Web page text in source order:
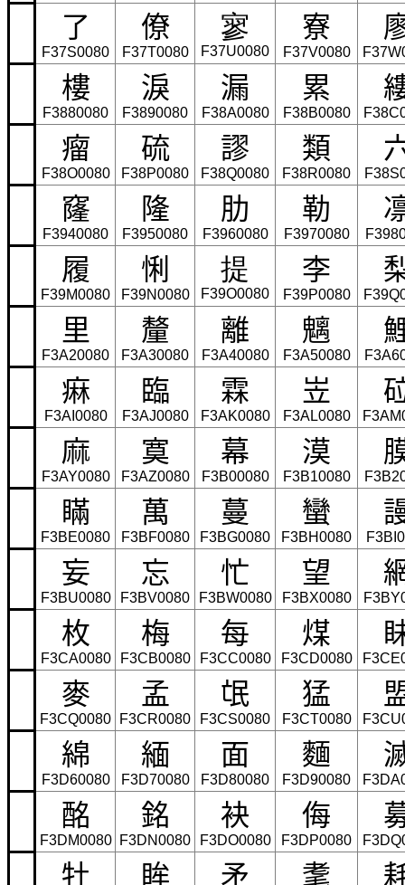
了
F37S0080
僚
F37T0080
寥
F37U0080
寮
F37V0080
樓
F3880080
淚
F3890080
漏
F38A0080
累
F38B0080
瘤
F38O0080
硫
F38P0080
謬
F38Q0080
類
F38R0080
窿
F3940080
隆
F3950080
肋
F3960080
勒
F3970080
履
F39M0080
悧
F39N0080
提
F39O0080
李
F39P0080
里
F3A20080
釐
F3A30080
離
F3A40080
魑
F3A50080
痳
F3AI0080
臨
F3AJ0080
霖
F3AK0080
岦
F3AL0080
麻
F3AY0080
寞
F3AZ0080
幕
F3B00080
漠
F3B10080
瞞
F3BE0080
萬
F3BF0080
蔓
F3BG0080
蠻
F3BH0080
妄
F3BU0080
忘
F3BV0080
忙
F3BW0080
望
F3BX0080
枚
F3CA0080
梅
F3CB0080
每
F3CC0080
煤
F3CD0080
麥
F3CQ0080
孟
F3CR0080
氓
F3CS0080
猛
F3CT0080
綿
F3D60080
緬
F3D70080
面
F3D80080
麵
F3D90080
酩
F3DM0080
銘
F3DN0080
袂
F3DO0080
侮
F3DP0080
牡 眸 矛 耄